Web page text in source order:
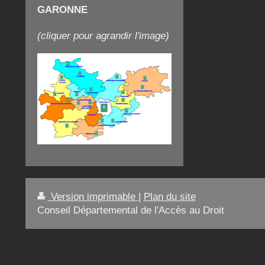
GARONNE
(cliquer pour agrandir l'image)
Version imprimable
Plan du site
Conseil Départemental de l'Accès au Droit